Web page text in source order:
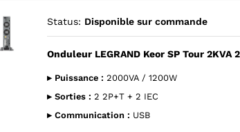
: Onduleur LEGRAND Keor SP Tour 2KVA
l’image : Onduleur LEGRAND Keor SP Tour
Status: Disponible sur commande
Onduleur LEGRAND Keor SP Tour 2KVA
▸ Puissance : 2000VA / 1200W
▸ Sorties : 2 2P+T + 2 IEC
▸ Communication : USB